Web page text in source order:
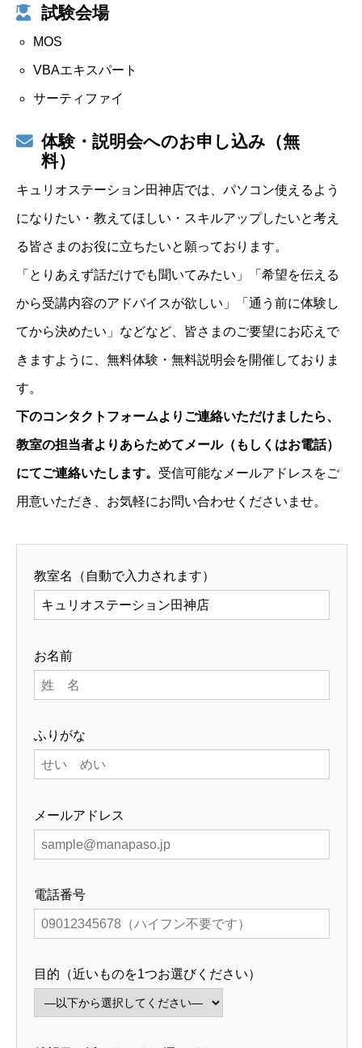
試験会場
MOS
VBAエキスパート
サーティファイ
体験・説明会へのお申し込み（無
料）
キュリオステーション田神店では、パソコン使えるよう
になりたい・教えてほしい・スキルアップしたいと考え
る皆さまのお役に立ちたいと願っております。
「とりあえず話だけでも聞いてみたい」「希望を伝える
から受講内容のアドバイスが欲しい」「通う前に体験し
てから決めたい」などなど、皆さまのご要望にお応えで
きますように、無料体験・無料説明会を開催しておりま
す。
下のコンタクトフォームよりご連絡いただけましたら、
教室の担当者よりあらためてメール（もしくはお電話）
にてご連絡いたします。 受信可能なメールアドレスをご
用意いただき、お気軽にお問い合わせくださいませ。
教室名（自動で入力されます）
お名前
ふりがな
メールアドレス
電話番号
目的（近いものを1つお選びください）